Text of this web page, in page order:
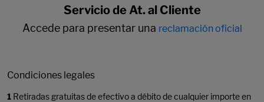
Servicio de At. al Cliente
Accede para presentar una reclamación oficial
Condiciones legales
1 Retiradas gratuitas de efectivo a débito de cualquier importe en